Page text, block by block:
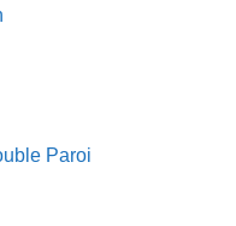
Paroi